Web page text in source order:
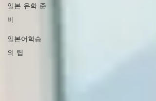
일본 유학 준
비
일본어학습
의 팁